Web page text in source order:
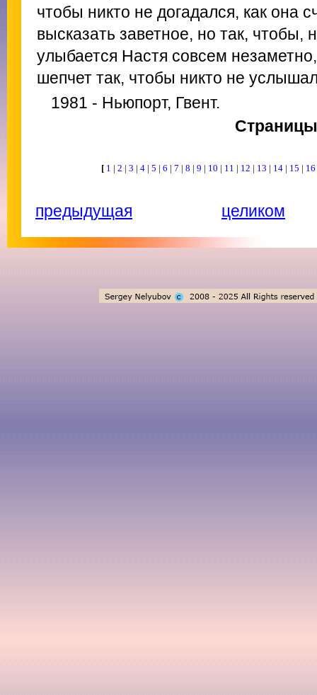
чтобы никто не догадался, как она
высказать заветное, но так, чтобы,
улыбается Настя совсем
шепчет так, чтобы никто не
1981 - Ньюпорт, Гвент.
Страницы
[ 1 | 2 | 3 | 4 | 5 | 6 | 7 | 8 | 9 | 10 | 11 | 12 | 13 | 14 | 15 | 16
предыдущая целиком